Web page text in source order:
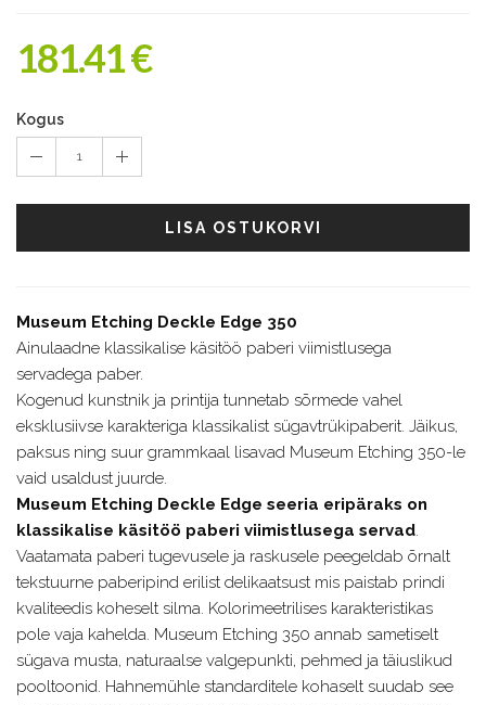
181.41 €
Kogus
1
LISA OSTUKORVI
Museum Etching Deckle Edge 350
Ainulaadne klassikalise käsitöö paberi viimistlusega
servadega paber.
Kogenud kunstnik ja printija tunnetab sõrmede vahel
eksklusiivse karakteriga klassikalist sügavtrükipaberit. Jäikus,
paksus ning suur grammkaal lisavad Museum Etching 350-le
vaid usaldust juurde.
Museum Etching Deckle Edge seeria eripäraks on
klassikalise käsitöö paberi viimistlusega servad.
Vaatamata paberi tugevusele ja raskusele peegeldab õrnalt
tekstuurne paberipind erilist delikaatsust mis paistab prindi
kvaliteedis koheselt silma. Kolorimeetrilises karakteristikas
pole vaja kahelda. Museum Etching 350 annab sametiselt
sügava musta, naturaalse valgepunkti, pehmed ja täiuslikud
pooltoonid. Hahnemühle standarditele kohaselt suudab see